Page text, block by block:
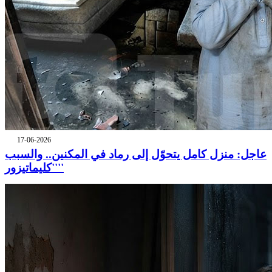
17-06-2026
عاجل: منزل كامل يتحوّل إلى رماد في المكنين.. والسبب
''كليماتيزور''